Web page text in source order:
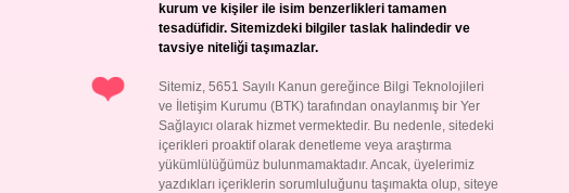
kurum ve kişiler ile isim benzerlikleri tamamen
tesadüfidir. Sitemizdeki bilgiler taslak halindedir ve
tavsiye niteliği taşımazlar.
Sitemiz, 5651 Sayılı Kanun gereğince Bilgi Teknolojileri
ve İletişim Kurumu (BTK) tarafından onaylanmış bir Yer
Sağlayıcı olarak hizmet vermektedir. Bu nedenle, sitedeki
içerikleri proaktif olarak denetleme veya araştırma
yükümlülüğümüz bulunmamaktadır. Ancak, üyelerimiz
yazdıkları içeriklerin sorumluluğunu taşımakta olup, siteye